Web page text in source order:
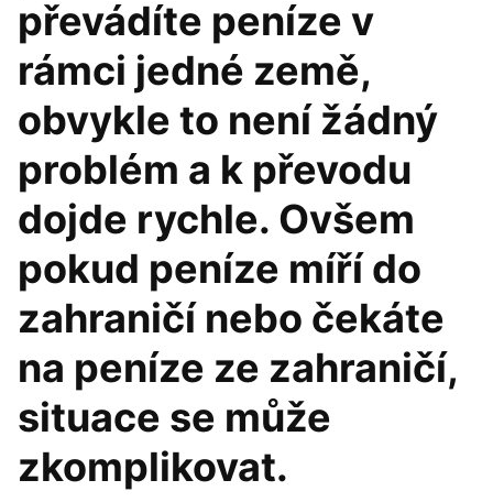
převádíte peníze v
rámci jedné země,
obvykle to není žádný
problém a k převodu
dojde rychle. Ovšem
pokud peníze míří do
zahraničí nebo čekáte
na peníze ze zahraničí,
situace se může
zkomplikovat.